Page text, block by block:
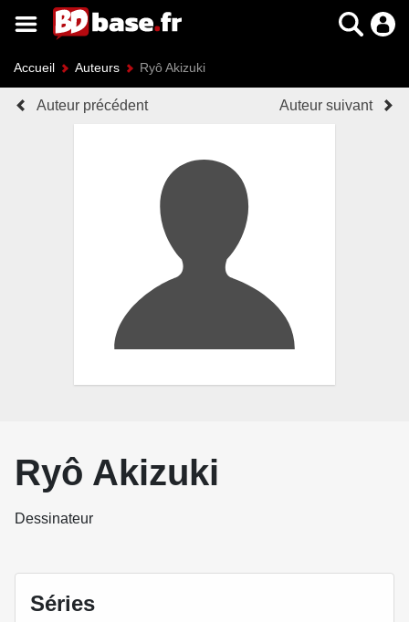
Accueil Auteurs Ryô Akizuki
Auteur précédent Auteur suivant
Ryô Akizuki
Dessinateur
Séries